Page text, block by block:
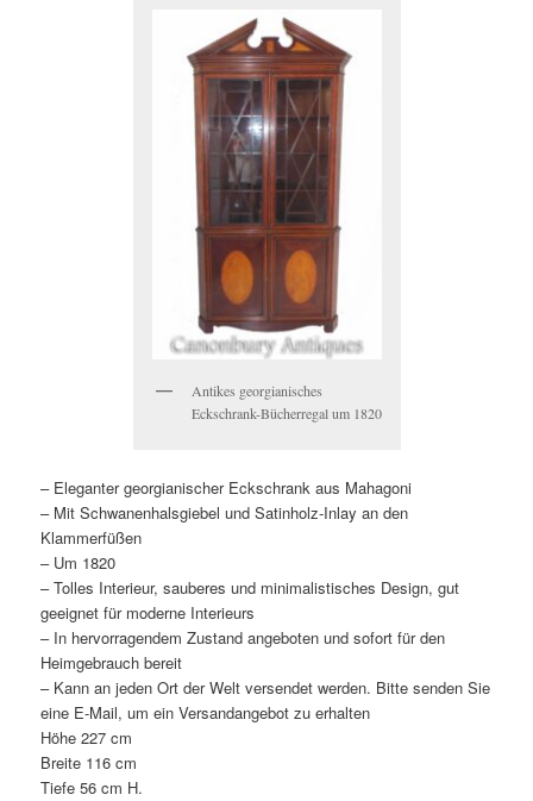
Antikes georgianisches
Eckschrank-Bücherregal um 1820
– Eleganter georgianischer Eckschrank aus Mahagoni
– Mit Schwanenhalsgiebel und Satinholz-Inlay an den
Klammerfüßen
– Um 1820
– Tolles Interieur, sauberes und minimalistisches Design, gut
geeignet für moderne Interieurs
– In hervorragendem Zustand angeboten und sofort für den
Heimgebrauch bereit
– Kann an jeden Ort der Welt versendet werden. Bitte senden Sie
eine E-Mail, um ein Versandangebot zu erhalten
Höhe 227 cm
Breite 116 cm
Tiefe 56 cm H.